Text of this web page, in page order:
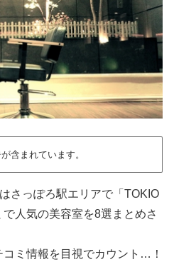
含まれています。
さっぽろ駅エリアで「TOKIO
人気の美容室を8選まとめさ
ミ情報を目視でカウント…！